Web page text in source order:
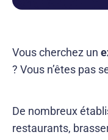
Vous cherchez un
? Vous n’êtes pas
De nombreux
restaurants,